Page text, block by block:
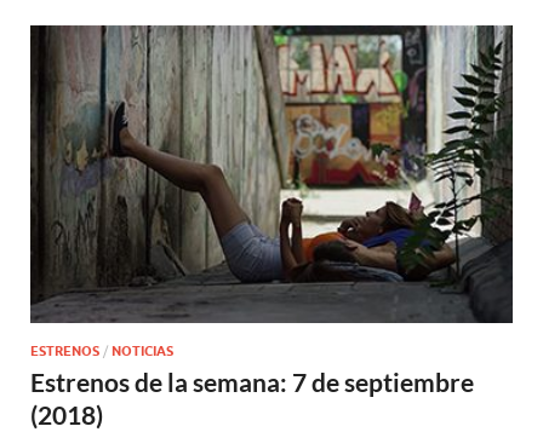
ESTRENOS / NOTICIAS
Estrenos de la semana: 7 de septiembre
(2018)